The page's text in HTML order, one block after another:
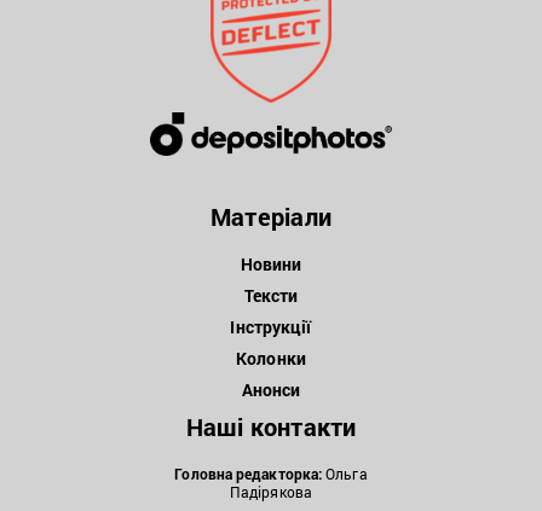
Матеріали
Новини
Тексти
Інструкції
Колонки
Анонси
Наші контакти
Головна редакторка:Ольга
Падірякова